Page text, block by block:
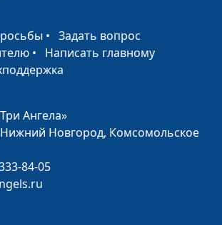
Эдуард Егизарян,
историк, библеист
Эдуард Егизарян,
историк, библеист
• Задать вопрос
• Написать главному
Ангела»
Новгород, Комсомольское
84-05